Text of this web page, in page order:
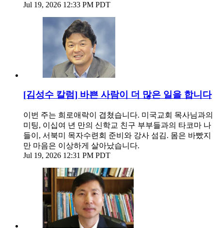
Jul 19, 2026 12:33 PM PDT
[김성수 칼럼] 바쁜 사람이 더 많은 일을 합니다
이번 주는 희로애락이 겹쳤습니다. 미국교회 목사님과의
미팅, 이십여 년 만의 신학교 친구 부부들과의 타코마 나
들이, 서북미 목자수련회 준비와 강사 섬김. 몸은 바빴지
만 마음은 이상하게 살아났습니다.
Jul 19, 2026 12:31 PM PDT